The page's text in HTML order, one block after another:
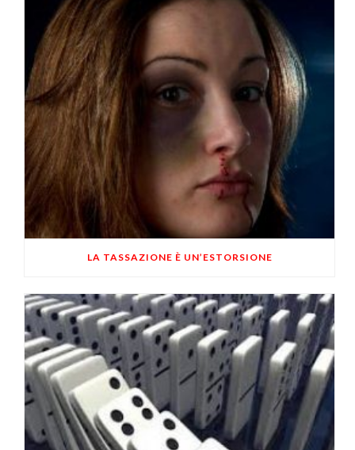
LA TASSAZIONE È UN’ESTORSIONE